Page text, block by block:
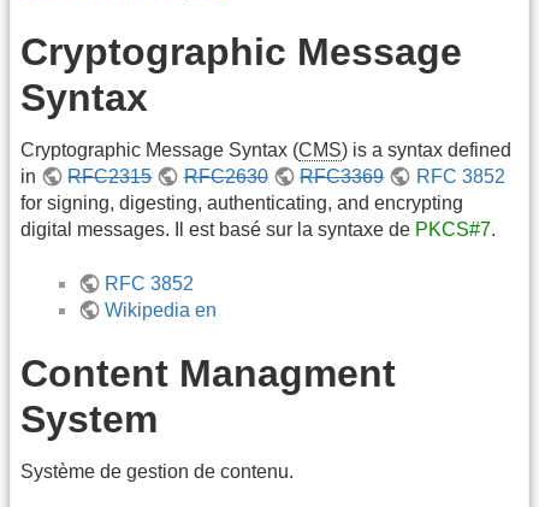
Cryptographic Message
Syntax
Cryptographic Message Syntax (CMS) is a syntax defined
in
RFC2315 RFC2630 RFC3369
RFC 3852
for signing, digesting, authenticating, and encrypting
digital messages. Il est basé sur la syntaxe de PKCS#7.
RFC 3852
Wikipedia en
Content Managment
System
Système de gestion de contenu.